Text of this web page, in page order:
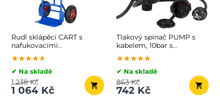
Rudl sklápěcí CART s
nafukovacími
pneumatikami, max.
200kg, modrá
★★★★★
★★★★★
★★★★★
✔ Na skladě
1 064 Kč
1 238 Kč
Tlakový spínač PUMP s
kabelem, 10bar s
manometrem, zelená
★★★★★
★★★★★
★★★★★
✔ Na skladě
742 Kč
863 Kč